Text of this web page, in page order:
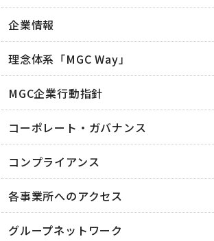
企業情報
理念体系「MGC Way」
MGC企業行動指針
コーポレート・ガバナンス
コンプライアンス
各事業所へのアクセス
グループネットワーク